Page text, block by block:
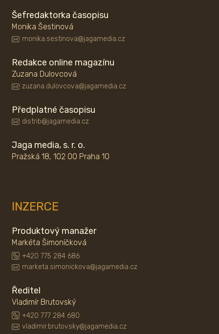
Šefredaktorka časopisu
Monika Šestinová
monika.sestinova@jagamedia.cz
Redakce online magazínu
Zuzana Dulovcová
zuzana.dulovcova@jagamedia.cz
Předplatné časopisu
distrib@jagamedia.cz
Jaga media, s. r. o.
Pražská 18, 102 00 Praha 10
INZERCE
Produktový manažer
Markéta Šimoníčková
+420 775 284 686
marketa.simonickova@jagamedia.cz
Ředitel
Vladimír Brutovský
+420 777 284 680
vladimir.brutovsky@jagamedia.cz